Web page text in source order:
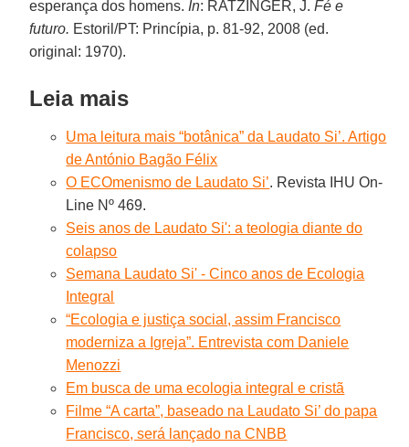
esperança dos homens. In: RATZINGER, J.Fé e
futuro. Estoril/PT: Princípia, p. 81-92, 2008 (ed.
original: 1970).
Leia mais
Uma leitura mais “botânica” da Laudato Si’. Artigo
de António Bagão Félix
O ECOmenismo de Laudato Si’. Revista IHU On-
Line Nº 469.
Seis anos de Laudato Si': a teologia diante do
colapso
Semana Laudato Si' - Cinco anos de Ecologia
Integral
“Ecologia e justiça social, assim Francisco
moderniza a Igreja”. Entrevista com Daniele
Menozzi
Em busca de uma ecologia integral e cristã
Filme “A carta”, baseado na Laudato Si’ do papa
Francisco, será lançado na CNBB